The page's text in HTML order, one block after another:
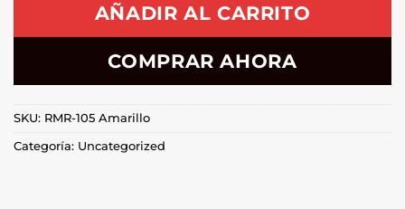
AÑADIR AL CARRITO
COMPRAR AHORA
SKU: RMR-105 Amarillo
Categoría: Uncategorized